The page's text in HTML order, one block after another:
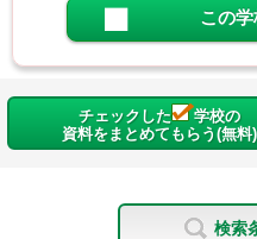
この
チェックした
学校の
資料をまとめてもらう(無料)
検索